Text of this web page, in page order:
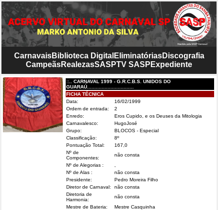
CarnavaisBiblioteca Digital EliminatóriasDiscografia
CampeãsRealezasSASPTV SASP Expediente
::.. CARNAVAL 1999 - G.R.C.B.S. UNIDOS DO
GUARAÚ................................
FICHA TÉCNICA
Data:
16/02/1999
Ordem de entrada:
2
Enredo:
Eros Cupido, e os Deuses da Mitologia
Carnavalesco:
HugoJosé
Grupo:
BLOCOS - Especial
Classificação:
8º
Pontuação Total:
167,0
Nº de
Componentes:
não consta
Nº de Alegorias :
Nº de Alas :
não consta
Presidente:
Pedro Moreira Filho
Diretor de Carnaval:
não consta
Diretoria de
Harmonia:
não consta
Mestre de Bateria:
Mestre Casquinha